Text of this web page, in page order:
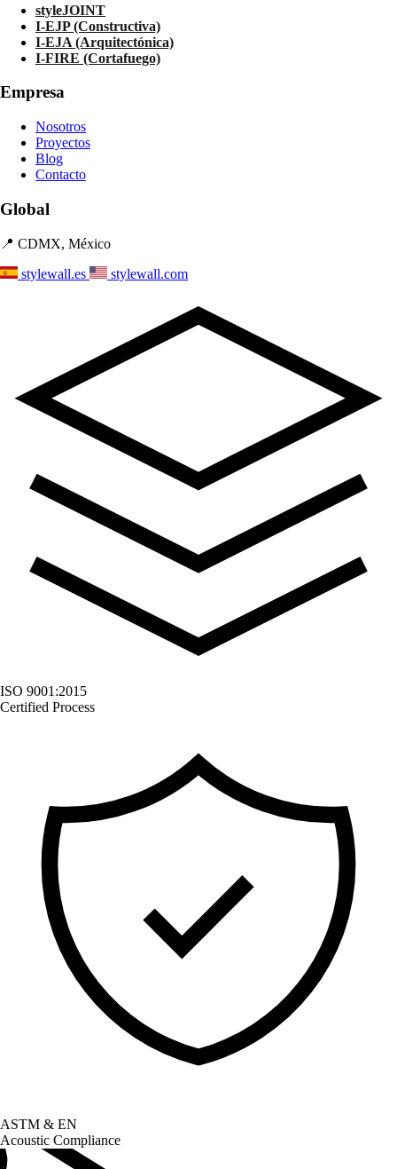
styleJOINT
I-EJP (Constructiva)
I-EJA (Arquitectónica)
I-FIRE (Cortafuego)
Empresa
Nosotros
Proyectos
Blog
Contacto
Global
📍 CDMX, México
stylewall.es
stylewall.com
ISO 9001:2015
Certified Process
ASTM & EN
Acoustic Compliance